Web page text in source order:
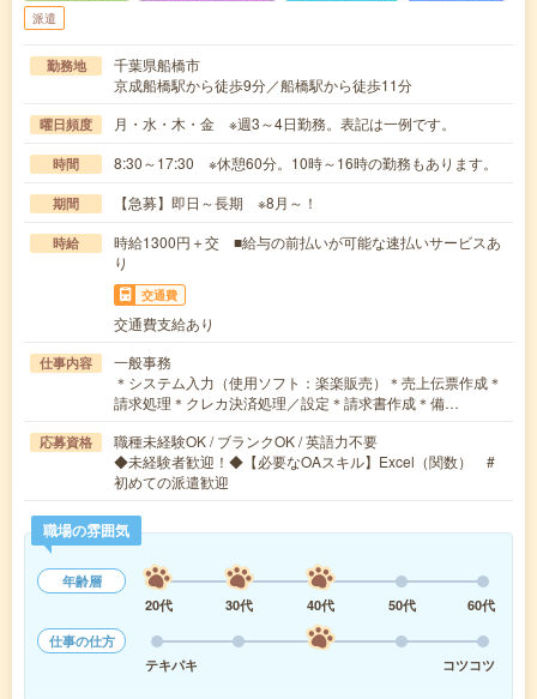
派遣
勤務地
千葉県船橋市
京成船橋駅から徒歩9分／船橋駅から徒歩11分
曜日頻度 月・水・木・金 ※週3～4日勤務。表記は一例です。
時間 8:30～17:30 ※休憩60分。10時～16時の勤務もあります。
期間 【急募】即日～長期 ※8月～！
時給
時給1300円＋交 ■給与の前払いが可能な速払いサービスあ
り
交通費
交通費支給あり
仕事内容
一般事務
＊システム入力（使用ソフト：楽楽販売）＊売上伝票作成＊
請求処理＊クレカ決済処理／設定＊請求書作成＊備…
応募資格
職種未経験OK / ブランクOK / 英語力不要
◆未経験者歓迎！◆【必要なOAスキル】Excel（関数） #
初めての派遣歓迎
職場の雰囲気
年齢層
20代
30代 40代 50代
60代
仕事の仕方
テキパキ
コツコツ